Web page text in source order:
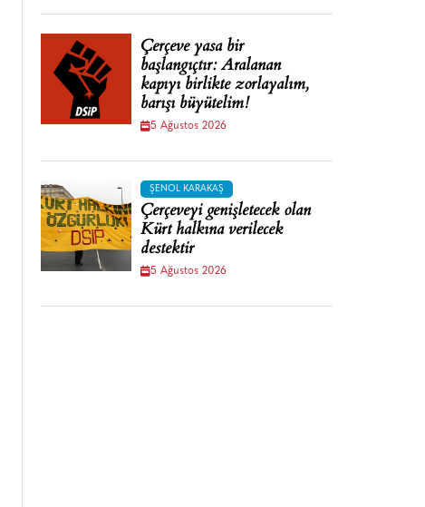
Çerçeve yasa bir
başlangıçtır: Aralanan
kapıyı birlikte zorlayalım,
barışı büyütelim!
5 Ağustos 2026
ŞENOL KARAKAŞ
Çerçeveyi genişletecek olan
Kürt halkına verilecek
destektir
5 Ağustos 2026